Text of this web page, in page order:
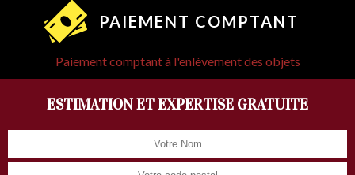
PAIEMENT COMPTANT
Paiement comptant à l'enlèvement des objets
ESTIMATION ET EXPERTISE GRATUITE